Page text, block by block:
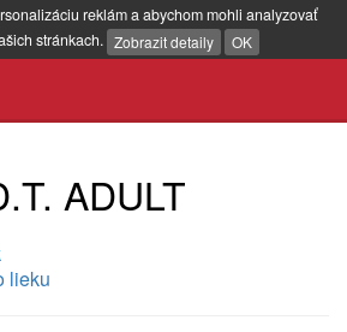
reklám a abychom mohli analyzovať
stránkach. Zobrazit detaily OK
ADULT
lieku